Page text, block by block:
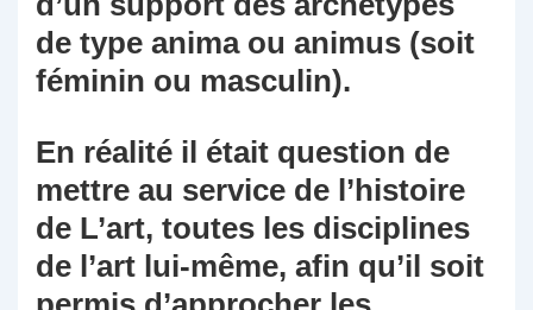
de type anima ou animus (soit
féminin ou masculin).
En réalité il était question de
mettre au service de l’histoire
de L’art, toutes les disciplines
de l’art lui-même, afin qu’il soit